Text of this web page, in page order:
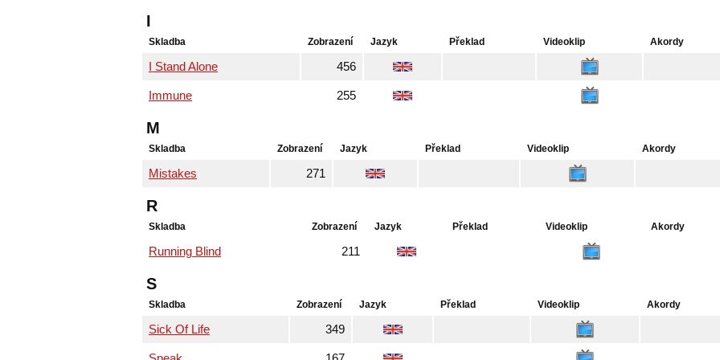
I
Skladba Zobrazení Jazyk Překlad Videoklip Akordy
I Stand Alone 456
Immune 255
M
Skladba Zobrazení Jazyk Překlad Videoklip Akordy
Mistakes 271
R
Skladba Zobrazení Jazyk Překlad Videoklip Akordy
Running Blind 211
S
Skladba Zobrazení Jazyk Překlad Videoklip Akordy
Sick Of Life 349